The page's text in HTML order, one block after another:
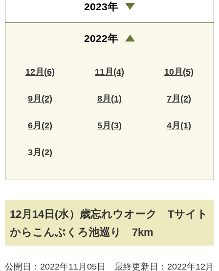
12月14日(水）歳忘れウオーク Tサイト
からこんぶくろ池巡り 7km
公開日：2022年11月05日 最終更新日：2022年12月
2023年
2022年
12月(6) 11月(4) 10月(5)
9月(2) 8月(1) 7月(2)
6月(2) 5月(3) 4月(1)
3月(2)